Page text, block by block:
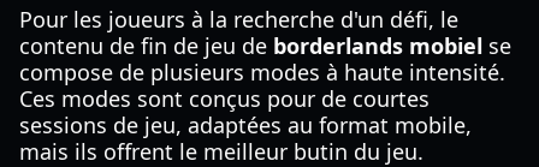
Pour les joueurs à la recherche d'un défi, le
contenu de fin de jeu de borderlands mobiel se
compose de plusieurs modes à haute intensité.
Ces modes sont conçus pour de courtes
sessions de jeu, adaptées au format mobile,
mais ils offrent le meilleur butin du jeu.